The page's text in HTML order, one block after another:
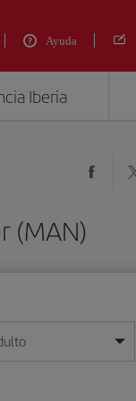
Ayuda
Iberia
(MAN)
mes/año